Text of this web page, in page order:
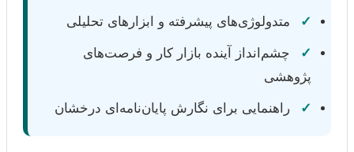
✓ متدولوژی‌های پیشرفته و ابزارهای تحلیلی
✓
چشم‌انداز آینده بازار کار و فرصت‌های
پژوهشی
✓ راهنمایی برای نگارش پایان‌نامه‌ای درخشان